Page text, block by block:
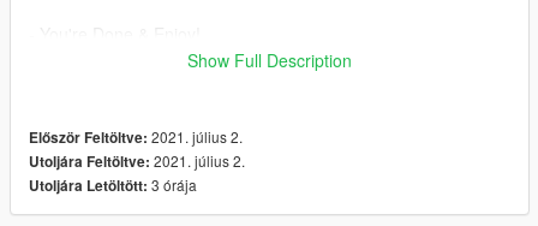
Show Full Description
Először Feltöltve: 2021. július 2.
Utoljára Feltöltve: 2021. július 2.
Utoljára Letöltött: 3 órája